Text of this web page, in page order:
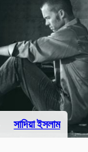
সাদিয়া ইসলাম